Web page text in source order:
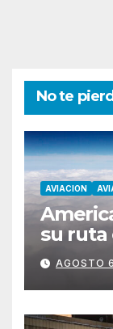
No te
AVIACION
su ruta
Miami
vuelos
AGOSTO